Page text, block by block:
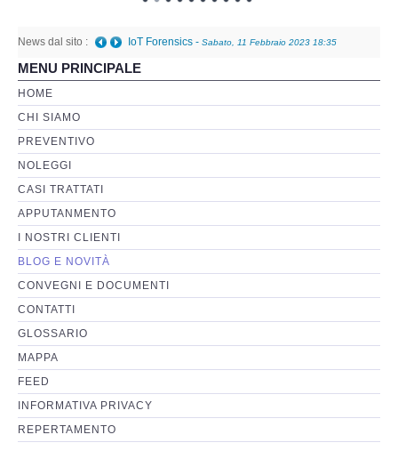
Perizia Rete dati
Perizia Basi di Dati
Perizia Immagini e Video
Perzia su Software/Programmi
Perizia Fonica e Trascrizioni
Perizia su Social Network
Perizia Web Reputation
Perizia Host e Mainframe
Perizia Contratti ICT
Perizia Disp. Elettronici
News dal sito : IoT Forensics - Sabato, 11 Febbraio 2023 18:35
MENU PRINCIPALE
HOME
CHI SIAMO
PREVENTIVO
NOLEGGI
CASI TRATTATI
APPUTANMENTO
I NOSTRI CLIENTI
BLOG E NOVITÀ
CONVEGNI E DOCUMENTI
CONTATTI
GLOSSARIO
MAPPA
FEED
INFORMATIVA PRIVACY
REPERTAMENTO